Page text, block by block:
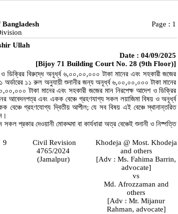
Page : 1
Ullah
Date : 04/09/2025
[Bijoy 71 Building Court No. 28 (9th Floor)]
বিরুদ্ধে অনূর্ধ্ব ৬,০০,০০,০০০ টাকা মানের এবং সহকারী জজের
অর্ডারের ১১ রুল অনুযায়ী শুনানীর জন্য অনূর্ধ্ব ৬,০০,০০,০০০ টাকা মানের
টাকা মানের এবং সহকারী জজের মান নিরপেক্ষ আদেশ ও ডিক্রির
আবেদনপত্র এবং একক বেঞ্চে গ্রহণযাগ্য সকল লয়াজিমা বিষয় ও অনূর্ধ্ব
গ্রহণযোগ্য দ্বিতীয় আপীল; যে সব বিষয় এই বেঞ্চে স্থানান্তরিত
প্রকার দেওয়ানী মোকদ্দমা বা কার্যধারা অত্র বেঞ্চেই শুনানী ও নিষ্পত্তি
9
Civil Revision
4765/2024
(Jamalpur)
Khodeja @ Most. Khodeja
and others
[Adv : Ms. Fahima Barrin,
advocate]
vs
Md. Afrozzaman and
others
[Adv : Mr. Mijanur
Rahman, advocate]